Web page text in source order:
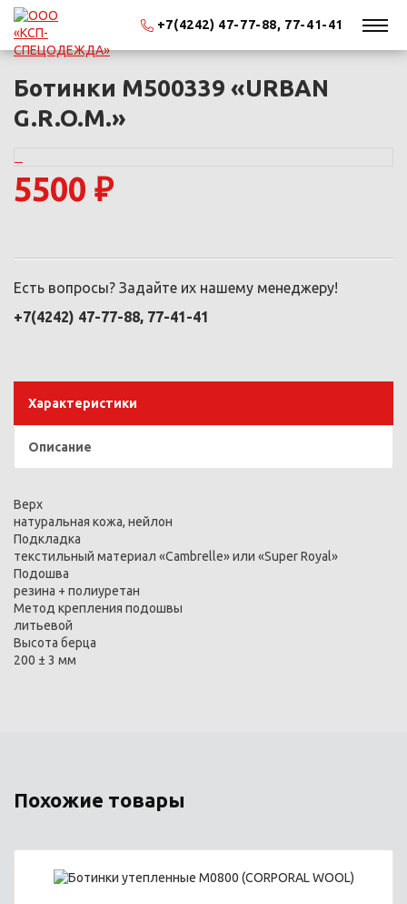
+7(4242) 47-77-88, 77-41-41
Ботинки М500339 «URBAN
G.R.O.M.»
5500 ₽
Есть вопросы? Задайте их нашему менеджеру!
+7(4242) 47-77-88, 77-41-41
Характеристики
Описание
Верх
натуральная кожа, нейлон
Подкладка
текстильный материал «Cambrelle» или «Super Royal»
Подошва
резина + полиуретан
Метод крепления подошвы
литьевой
Высота берца
200 ± 3 мм
Похожие товары